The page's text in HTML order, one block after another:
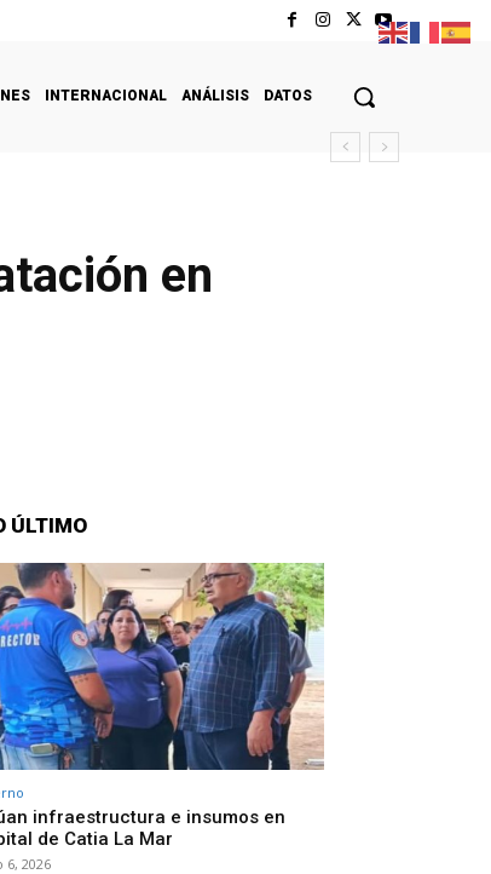
INTERNACIONAL ANÁLISIS DATOS
en
ÚLTIMO
infraestructura e insumos en
de Catia La Mar
6, 2026